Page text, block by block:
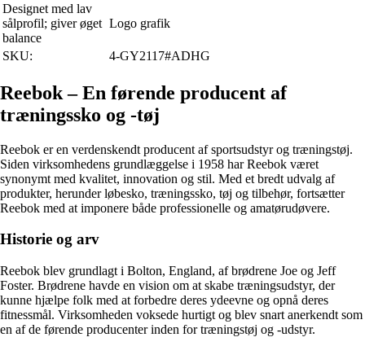
Designet med lav
sålprofil; giver øget
balance
Logo grafik
SKU: 4-GY2117#ADHG
Reebok – En førende producent af
træningssko og -tøj
Reebok er en verdenskendt producent af sportsudstyr og træningstøj.
Siden virksomhedens grundlæggelse i 1958 har Reebok været
synonymt med kvalitet, innovation og stil. Med et bredt udvalg af
produkter, herunder løbesko, træningssko, tøj og tilbehør, fortsætter
Reebok med at imponere både professionelle og amatørudøvere.
Historie og arv
Reebok blev grundlagt i Bolton, England, af brødrene Joe og Jeff
Foster. Brødrene havde en vision om at skabe træningsudstyr, der
kunne hjælpe folk med at forbedre deres ydeevne og opnå deres
fitnessmål. Virksomheden voksede hurtigt og blev snart anerkendt som
en af de førende producenter inden for træningstøj og -udstyr.